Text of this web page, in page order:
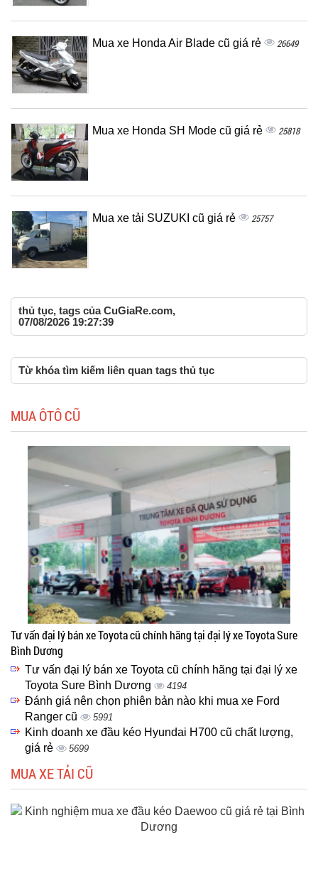
Mua xe Honda Air Blade cũ giá rẻ 26649
Mua xe Honda SH Mode cũ giá rẻ 25818
Mua xe tải SUZUKI cũ giá rẻ 25757
thủ tục, tags của CuGiaRe.com,
07/08/2026 19:27:39
Từ khóa tìm kiếm liên quan tags thủ tục
MUA ÔTÔ CŨ
Tư vấn đại lý bán xe Toyota cũ chính hãng tại đại lý xe Toyota Sure
Bình Dương
Tư vấn đại lý bán xe Toyota cũ chính hãng tại đại lý xe
Toyota Sure Bình Dương
4194
Đánh giá nên chọn phiên bản nào khi mua xe Ford
Ranger cũ
5991
Kinh doanh xe đầu kéo Hyundai H700 cũ chất lượng,
giá rẻ
5699
MUA XE TẢI CŨ